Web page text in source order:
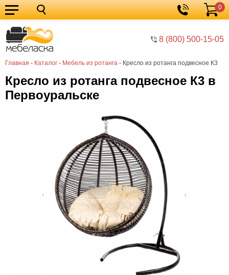
8 (800) 500-15-05
Корзина
0
Главная - Каталог - Мебель из ротанга - Кресло из ротанга подвесное К3
Кухонные
гарнитуры
Мебель
для
кухни
Мебель
для
спальни
Кровати
Шкафы
Диваны
Кресло из ротанга подвесное К3 в
Первоуральске